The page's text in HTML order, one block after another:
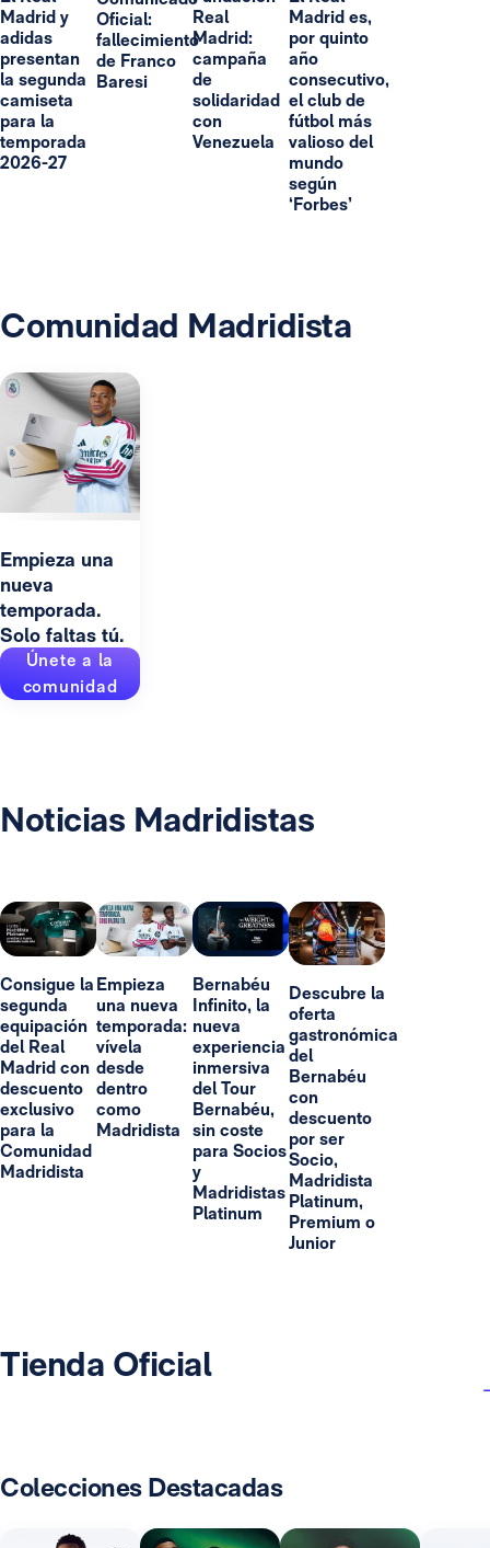
Madrid y
adidas
presentan
la segunda
camiseta
para la
temporada
2026-27
Oficial:
fallecimiento
de Franco
Baresi
Real
Madrid:
campaña
de
solidaridad
con
Venezuela
Madrid es,
por quinto
año
consecutivo,
el club de
fútbol más
valioso del
mundo
según
‘Forbes’
Comunidad Madridista
Empieza una
nueva
temporada.
Solo faltas tú.
Únete a la
comunidad
Noticias Madridistas
Consigue la
segunda
equipación
del Real
Madrid con
descuento
exclusivo
para la
Comunidad
Madridista
Empieza
una nueva
temporada:
vívela
desde
dentro
como
Madridista
Bernabéu
Infinito, la
nueva
experiencia
inmersiva
del Tour
Bernabéu,
sin coste
para Socios
y
Madridistas
Platinum
Descubre la
oferta
gastronómica
del
Bernabéu
con
descuento
por ser
Socio,
Madridista
Platinum,
Premium o
Junior
Tienda Oficial
Colecciones Destacadas